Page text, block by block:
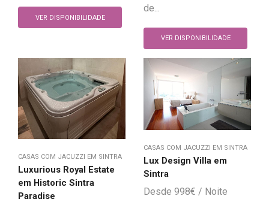
VER DISPONIBILIDADE
de...
VER DISPONIBILIDADE
CASAS COM JACUZZI EM SINTRA
Luxurious Royal Estate
em Historic Sintra
Paradise
CASAS COM JACUZZI EM SINTRA
Lux Design Villa em
Sintra
998€